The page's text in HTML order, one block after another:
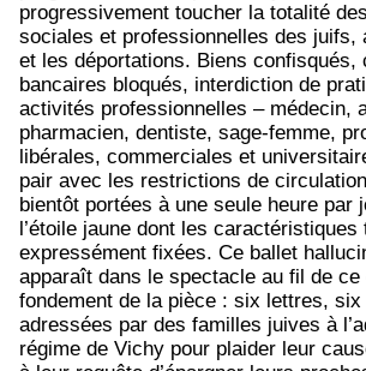
progressivement toucher la totalité
sociales et professionnelles des juifs,
et les déportations. Biens confisqués,
bancaires bloqués, interdiction de
activités professionnelles – médecin,
pharmacien, dentiste, sage-femme,
libérales, commerciales et
pair avec les restrictions de
bientôt portées à une seule heure par
l’étoile jaune dont les
expressément fixées. Ce ballet
apparaît dans le spectacle au fil de
fondement de la pièce : six lettres,
adressées par des familles juives à
régime de Vichy pour plaider leur